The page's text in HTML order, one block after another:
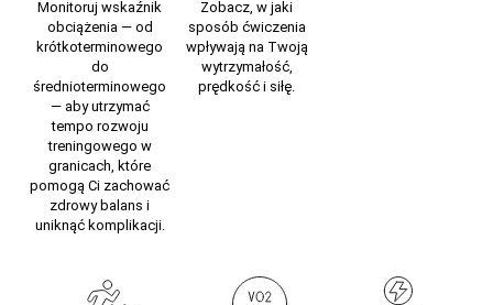
Monitoruj wskaźnik
obciążenia — od
krótkoterminowego
do
średnioterminowego
— aby utrzymać
tempo rozwoju
treningowego w
granicach, które
pomogą Ci zachować
zdrowy balans i
uniknąć komplikacji.
Zobacz, w jaki
sposób ćwiczenia
wpływają na Twoją
wytrzymałość,
prędkość i siłę.